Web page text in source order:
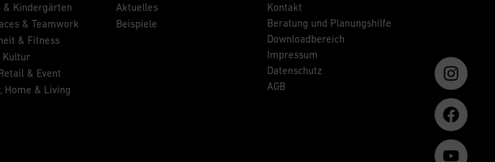
& Kindergärten
& Teamwork
& Fitness
Kultur
& Event
Home & Living
Aktuelles
Beispiele
Kontakt
Beratung und Planungshilfe
Downloadbereich
Impressum
Datenschutz
AGB